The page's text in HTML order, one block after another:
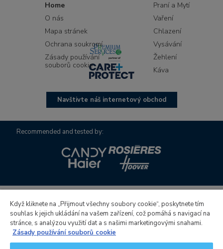
Home
O nás
Mapa stránek
Ochrana soukromí
Zásady používání
souborů cookie
Praní a Mytí
Vaření
Chlazení
Vysávání
Žehlení
Káva
Navštivte náš internetový obchod
Recommended and tested by:
Candy Hoover Group S.r.l. s jediným akcionářem, společností
spravující a koordinující činnosti Candy S.p.A. se sídlem na
adrese: Via Comolli, 16 - 20861 Brugherio (MB) - Itálie,
Když kliknete na „Přijmout všechny soubory cookie“, poskytnete tím
souhlas k jejich ukládání na vašem zařízení, což pomáhá s navigací na
stránce, s analýzou využití dat a s našimi marketingovými snahami.
Zásady používání souborů cookie